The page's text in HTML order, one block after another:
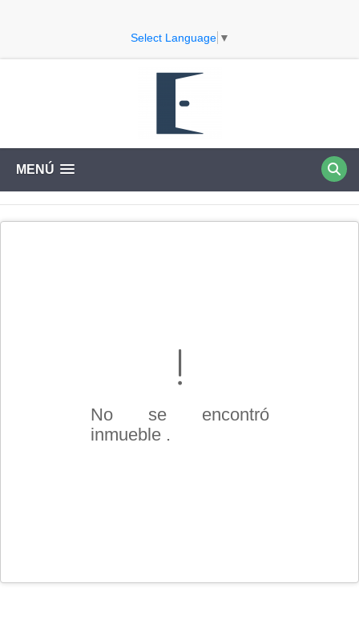
Select Language ▼
MENÚ
No se encontró
inmueble .